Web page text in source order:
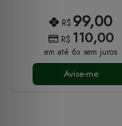
R$ 99,00
R$ 110,00
em até 6x sem juros
Avise-me